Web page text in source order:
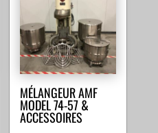
MÉLANGEUR AMF
MODEL 74-57 &
ACCESSOIRES